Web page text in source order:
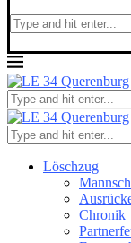
Löschzug
Chronik